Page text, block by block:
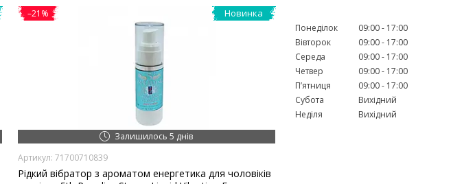
–21%
Залишилось 5 днів
Новинка
71700710839
Рідкий вібратор з ароматом енергетика для чоловіків
Понеділок 09:00
17:00
Вівторок
09:00
17:00
Середа
09:00
17:00
Четвер
09:00
17:00
Пʼятниця
09:00
17:00
Субота
Вихідний
Неділя
Вихідний